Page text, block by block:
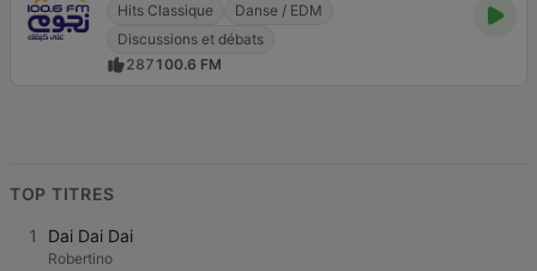
Hits Classique
Danse / EDM
Discussions et débats
287 100.6 FM
TOP TITRES
1 Dai Dai Dai
Robertino